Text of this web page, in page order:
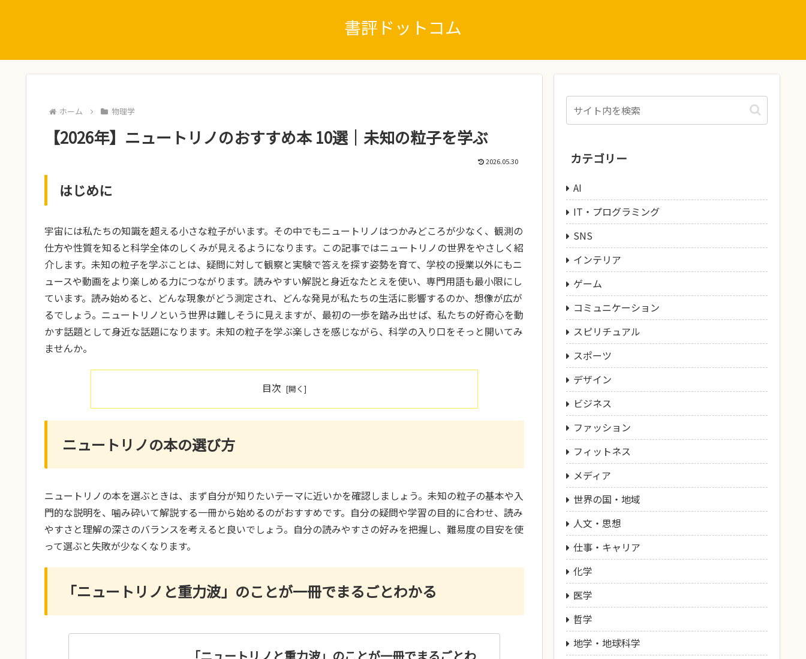
書評ドットコム
ホーム 物理学
【2026年】ニュートリノのおすすめ本 10選｜未知の粒子を学ぶ
2026.05.30
はじめに
宇宙には私たちの知識を超える小さな粒子がいます。その中でもニュートリノはつかみどころが少なく、観測の
仕方や性質を知ると科学全体のしくみが見えるようになります。この記事ではニュートリノの世界をやさしく紹
介します。未知の粒子を学ぶことは、疑問に対して観察と実験で答えを探す姿勢を育て、学校の授業以外にもニ
ュースや動画をより楽しめる力につながります。読みやすい解説と身近なたとえを使い、専門用語も最小限にし
ています。読み始めると、どんな現象がどう測定され、どんな発見が私たちの生活に影響するのか、想像が広が
るでしょう。ニュートリノという世界は難しそうに見えますが、最初の一歩を踏み出せば、私たちの好奇心を動
かす話題として身近な話題になります。未知の粒子を学ぶ楽しさを感じながら、科学の入り口をそっと開いてみ
ませんか。
目次
ニュートリノの本の選び方
ニュートリノの本を選ぶときは、まず自分が知りたいテーマに近いかを確認しましょう。未知の粒子の基本や入
門的な説明を、噛み砕いて解説する一冊から始めるのがおすすめです。自分の疑問や学習の目的に合わせ、読み
やすさと理解の深さのバランスを考えると良いでしょう。自分の読みやすさの好みを把握し、難易度の目安を使
って選ぶと失敗が少なくなります。
「ニュートリノと重力波」のことが一冊でまるごとわかる
「ニュートリノと重力波」のことが一冊でまるごとわ
カテゴリー
AI
IT・プログラミング
SNS
インテリア
ゲーム
コミュニケーション
スピリチュアル
スポーツ
デザイン
ビジネス
ファッション
フィットネス
メディア
世界の国・地域
人文・思想
仕事・キャリア
化学
医学
哲学
地学・地球科学